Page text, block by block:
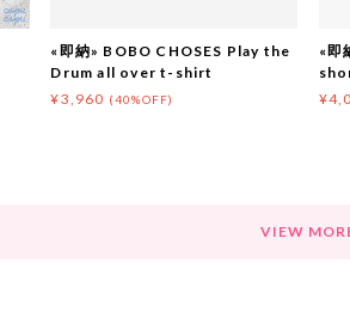
«即納» BOBO CHOSES Play the
Drum all over t-shirt
¥3,960 (40%OFF)
«即
VIEW